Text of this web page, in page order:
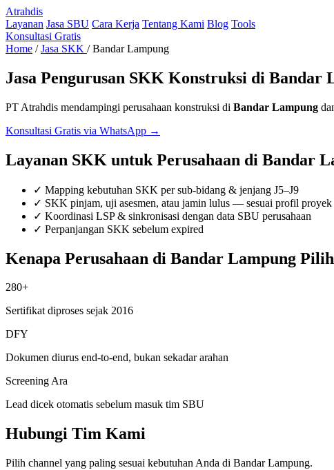
Atrahdis
Layanan Jasa SBU Cara Kerja Tentang Kami Blog Tools
Konsultasi Gratis
Home / Jasa SKK / Bandar Lampung
Jasa Pengurusan SKK Konstruksi di Bandar
PT Atrahdis mendampingi perusahaan konstruksi di Bandar Lampung
Konsultasi Gratis via WhatsApp →
Layanan SKK untuk Perusahaan di Bandar
✓ Mapping kebutuhan SKK per sub-bidang & jenjang J5–J9
✓ SKK pinjam, uji asesmen, atau jamin lulus — sesuai profil proyek
✓ Koordinasi LSP & sinkronisasi dengan data SBU perusahaan
✓ Perpanjangan SKK sebelum expired
Kenapa Perusahaan di Bandar Lampung
280+
Sertifikat diproses sejak 2016
DFY
Dokumen diurus end-to-end, bukan sekadar arahan
Screening Ara
Lead dicek otomatis sebelum masuk tim SBU
Hubungi Tim Kami
Pilih channel yang paling sesuai kebutuhan Anda di Bandar Lampung.